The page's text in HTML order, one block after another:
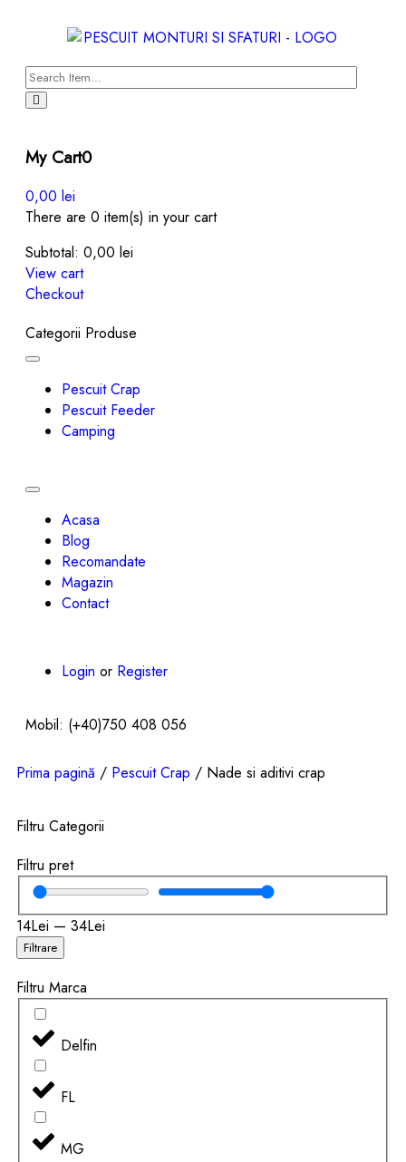
My Cart0
0,00 lei
There are 0 item(s) in your cart
Subtotal: 0,00 lei
View cart
Checkout
Categorii Produse
Toggle
navigationPescuit Crap
Pescuit Feeder
Camping
Toggle
navigation
Acasa
Blog
Recomandate
Magazin
Contact
Login or Register
Mobil: (+40)750 408 056
Prima pagină / Pescuit Crap / Nade si aditivi crap
Filtru Categorii
Filtru pret
14Lei — 34Lei
Filtrare
Filtru Marca
Delfin
FL
MG